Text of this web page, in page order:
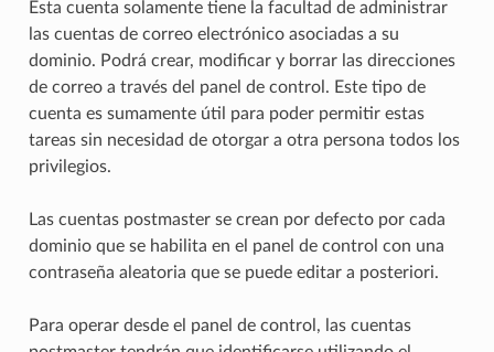
Esta cuenta solamente tiene la facultad de administrar
las cuentas de correo electrónico asociadas a su
dominio. Podrá crear, modificar y borrar las direcciones
de correo a través del panel de control. Este tipo de
cuenta es sumamente útil para poder permitir estas
tareas sin necesidad de otorgar a otra persona todos los
privilegios.
Las cuentas postmaster se crean por defecto por cada
dominio que se habilita en el panel de control con una
contraseña aleatoria que se puede editar a posteriori.
Para operar desde el panel de control, las cuentas